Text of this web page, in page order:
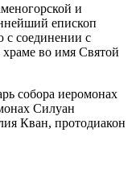
и
епископ
соединении с
во имя Святой
собора иеромонах
Силуан
Кван, протодиакон